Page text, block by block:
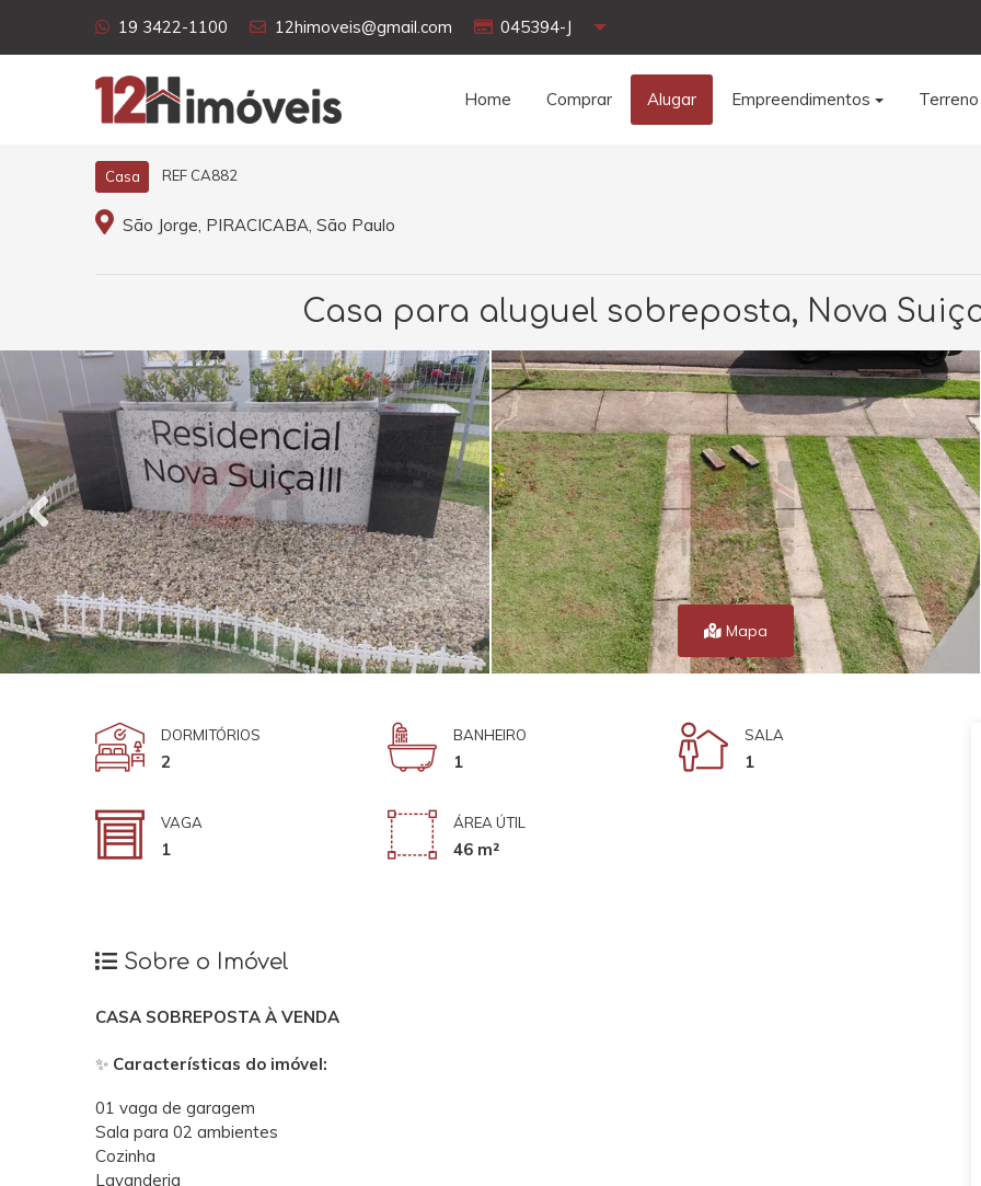
19 3422-1100 12himoveis@gmail.com 045394-J
Home Comprar Alugar Empreendimentos
Casa REF CA882
São Jorge, PIRACICABA, São Paulo
Casa para aluguel sobreposta, Nova
Mapa
DORMITÓRIOS
2
BANHEIRO
1
SALA
1
VAGA
1
ÁREA ÚTIL
46 m²
Sobre o Imóvel
CASA SOBREPOSTA À VENDA
✨ Características do imóvel:
01 vaga de garagem
Sala para 02 ambientes
Cozinha
Lavanderia